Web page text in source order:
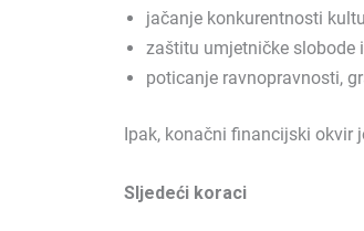
jačanje konkurentnosti
zaštitu umjetničke slobode
poticanje ravnopravnosti,
Ipak, konačni financijski okvir
Sljedeći koraci